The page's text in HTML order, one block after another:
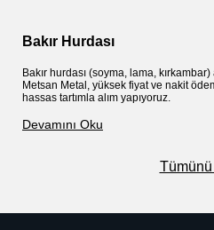
Bakır Hurdası
Bakır hurdası (soyma, lama,
Metsan Metal, yüksek fiyat ve nakit
hassas tartımla alım yapıyoruz.
Devamını Oku
Tümünü